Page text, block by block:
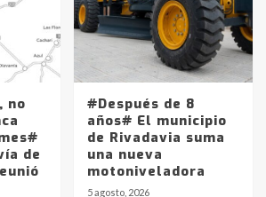
no
de
#Después de 8
años# El municipio
de Rivadavia suma
una nueva
motoniveladora
5 agosto, 2026